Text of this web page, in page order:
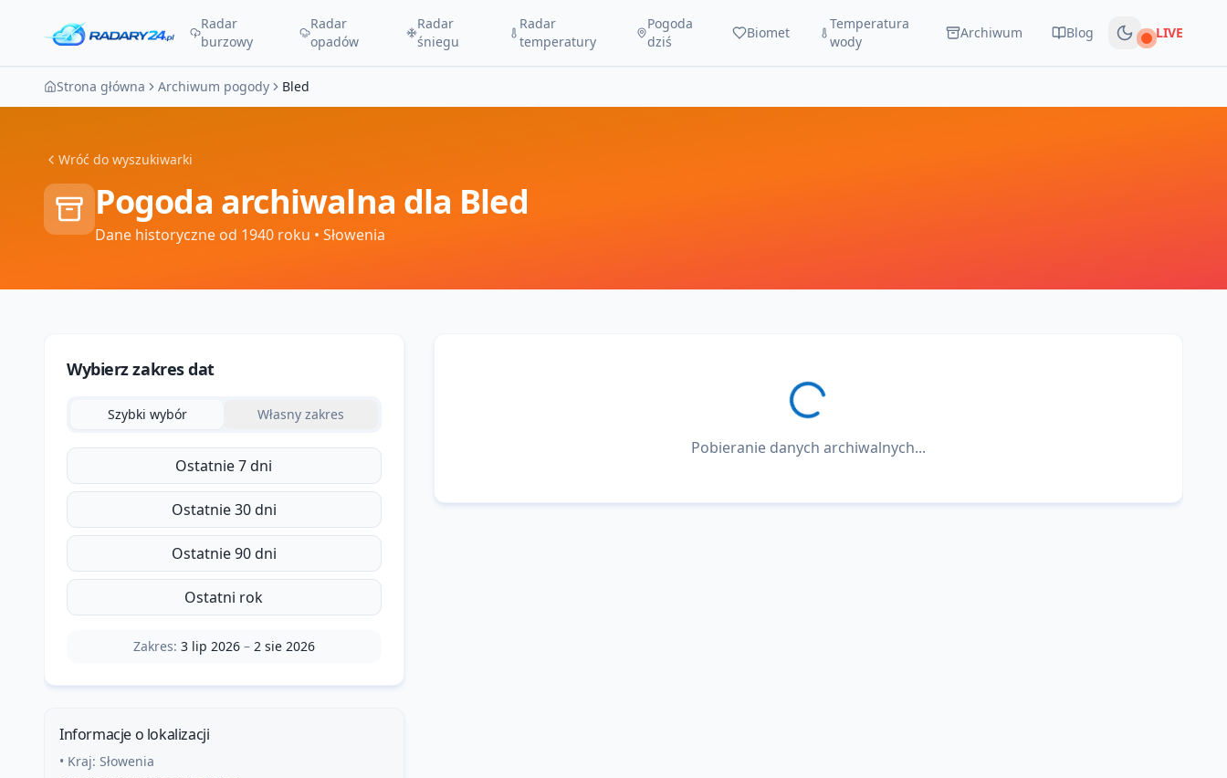
Radar
burzowy
Radar
opadów
Radar
śniegu
Radar
temperatury
Pogoda
dziś
Biomet
Temperatura
wody
Archiwum Blog Na żywo
LIVE
Strona główna Archiwum pogody Bled
Wróć do wyszukiwarki
Pogoda archiwalna dla Bled
Dane historyczne od 1940 roku • Słowenia
Wybierz zakres dat
Szybki wybór Własny zakres
Ostatnie 7 dni
Ostatnie 30 dni
Ostatnie 90 dni
Ostatni rok
Zakres: 3 lip 2026– 2 sie 2026
Informacje o lokalizacji
• Kraj: Słowenia
Pobieranie danych archiwalnych...